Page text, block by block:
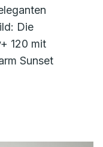
Die
120 mit
Sunset